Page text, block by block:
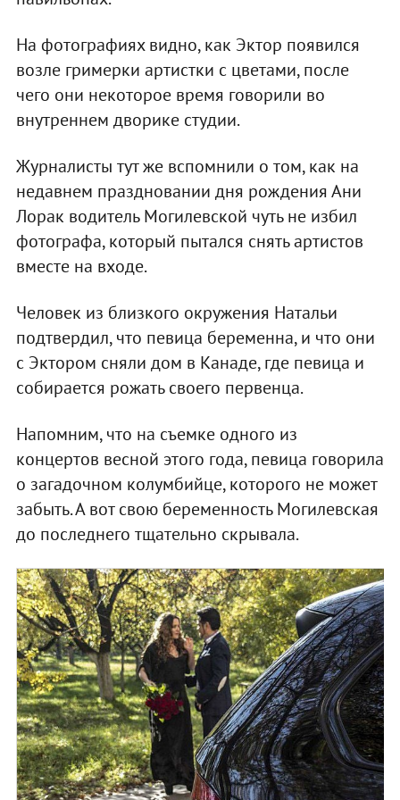
На фотографиях видно, как Эктор появился
возле гримерки артистки с цветами, после
чего они некоторое время говорили во
внутреннем дворике студии.
Журналисты тут же вспомнили о том, как на
недавнем праздновании дня рождения Ани
Лорак водитель Могилевской чуть не избил
фотографа, который пытался снять артистов
вместе на входе.
Человек из близкого окружения Натальи
подтвердил, что певица беременна, и что они
с Эктором сняли дом в Канаде, где певица и
собирается рожать своего первенца.
Напомним, что на съемке одного из
концертов весной этого года, певица говорила
о загадочном колумбийце, которого не может
забыть. А вот свою беременность Могилевская
до последнего тщательно скрывала.